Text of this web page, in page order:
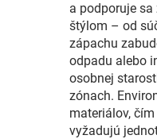
a podporuje
štýlom – od
zápachu
odpadu alebo
osobnej
zónach.
materiálov,
vyžadujú